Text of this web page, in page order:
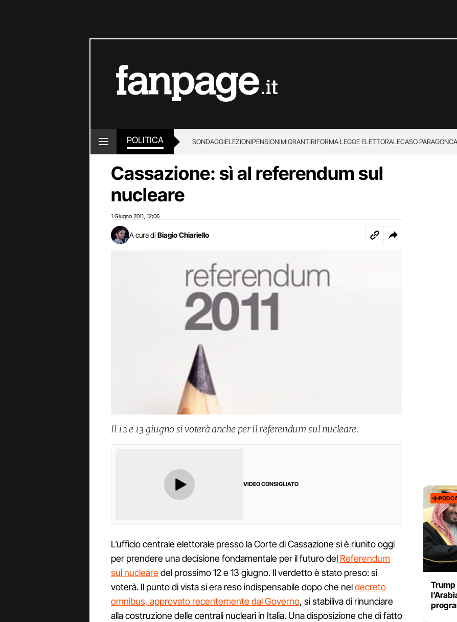
POLITICA SONDAGGIELEZIONIPENSIONIMIGRANTIRIFORMA LEGGE ELETTORALECASO PARAGON
Cassazione: sì al referendum sul
nucleare
1 Giugno 2011 12:06
A cura di Biagio Chiariello
Il 12 e 13 giugno si voterà anche per il referendum sul nucleare.
VIDEO CONSIGLIATO
L’ufficio centrale elettorale presso la Corte di Cassazione si è riunito oggi
per prendere una decisione fondamentale per il futuro del Referendum
sul nuclearedel prossimo 12 e 13 giugno. Il verdetto è stato preso: si
voterà. Il punto di vista si era reso indispensabile dopo che neldecreto
omnibus, approvato recentemente dal Governo, si stabiliva di rinunciare
alla costruzione delle centrali nucleari in Italia. Una disposizione che di fatto